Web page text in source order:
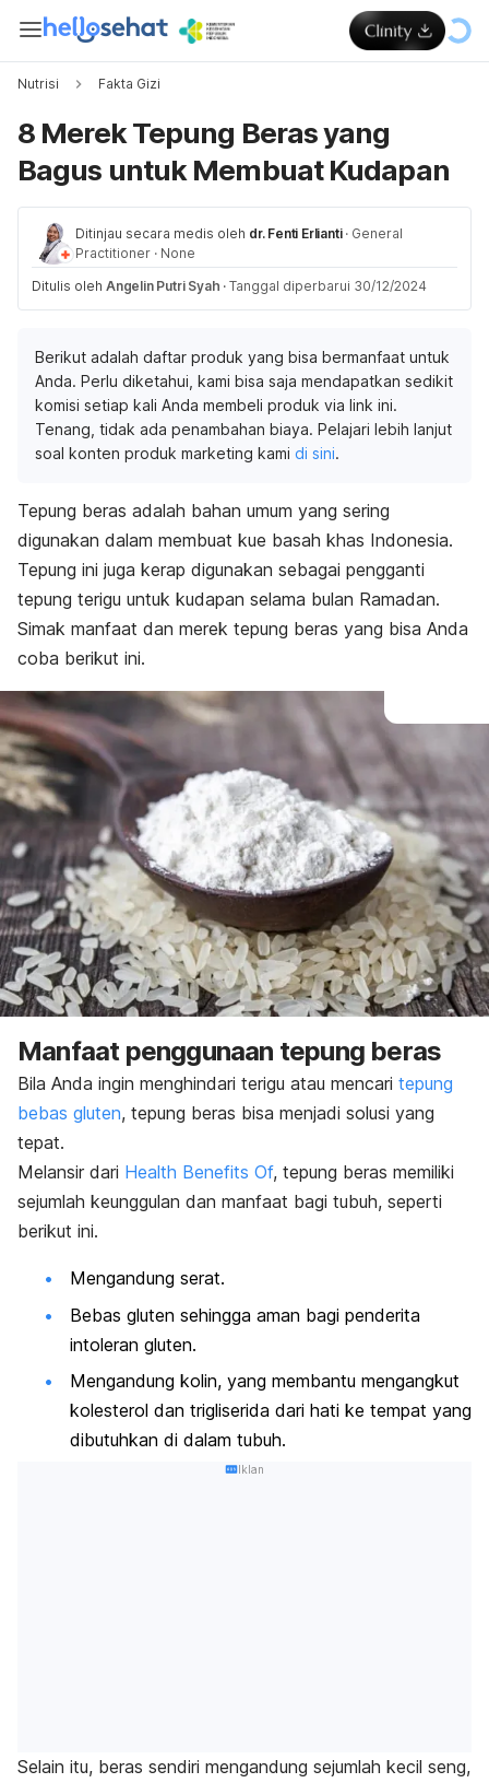
Nutrisi Fakta Gizi
8 Merek Tepung Beras yang
Bagus untuk Membuat Kudapan
Ditinjau secara medis oleh dr. Fenti Erlianti · General
Practitioner · None
Ditulis oleh Angelin Putri Syah · Tanggal diperbarui 30/12/2024
Berikut adalah daftar produk yang bisa bermanfaat untuk
Anda. Perlu diketahui, kami bisa saja mendapatkan sedikit
komisi setiap kali Anda membeli produk via link ini.
Tenang, tidak ada penambahan biaya. Pelajari lebih lanjut
soal konten produk marketing kami di sini.
Tepung beras adalah bahan umum yang sering
digunakan dalam membuat kue basah khas Indonesia.
Tepung ini juga kerap digunakan sebagai pengganti
tepung terigu untuk kudapan selama bulan Ramadan.
Simak manfaat dan merek tepung beras yang bisa Anda
coba berikut ini.
Manfaat penggunaan tepung beras
Bila Anda ingin menghindari terigu atau mencari tepung
bebas gluten, tepung beras bisa menjadi solusi yang
tepat.
Melansir dari Health Benefits Of, tepung beras memiliki
sejumlah keunggulan dan manfaat bagi tubuh, seperti
berikut ini.
Mengandung serat.
Bebas gluten sehingga aman bagi penderita
intoleran gluten.
Mengandung kolin, yang membantu mengangkut
kolesterol dan trigliserida dari hati ke tempat yang
dibutuhkan di dalam tubuh.
Iklan
Selain itu, beras sendiri mengandung sejumlah kecil seng,